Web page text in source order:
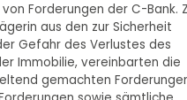
Forderungen der C-Bank.
aus den zur Sicherheit
Gefahr des Verlustes des
Immobilie, vereinbarten die
gemachten